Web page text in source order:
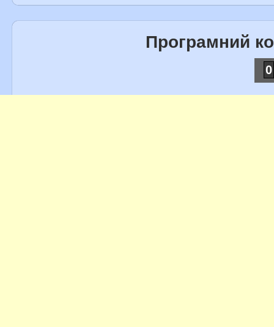
Програмний
0